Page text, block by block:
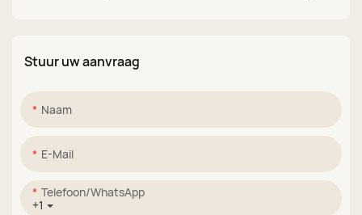
afgeveegd.
Stuur uw aanvraag
Naam
E-Mail
+1
Telefoon/WhatsApp